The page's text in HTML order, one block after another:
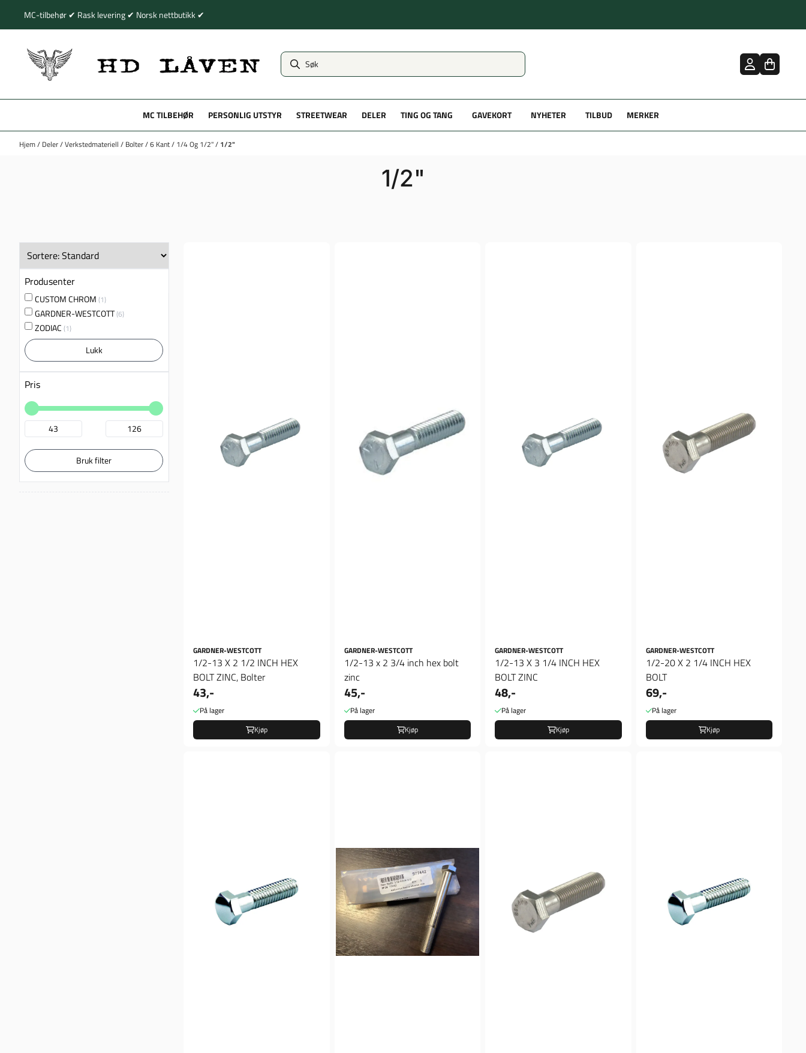
Hopp til innhold
MC-tilbehør ✔ Rask levering ✔ Norsk nettbutikk ✔
MC TILBEHØR PERSONLIG UTSTYR STREETWEAR DELER TING OG TANG GAVEKORT NYHETER TILBUD MERKER
Hjem/ Deler/Verkstedmateriell / Bolter/6 Kant/ 1/4 Og 1/2"/ 1/2"
1/2"
Produsenter
CUSTOM CHROM (1)
GARDNER-WESTCOTT(6)
ZODIAC (1)
Lukk
Pris
Bruk filter
GARDNER-WESTCOTT
1/2-13 X 2 1/2 INCH HEX
BOLT ZINC, Bolter
43,-
På lager
Kjøp
GARDNER-WESTCOTT
1/2-13 x 2 3/4 inch hex bolt
zinc
45,-
På lager
Kjøp
GARDNER-WESTCOTT
1/2-13 X 3 1/4 INCH HEX
BOLT ZINC
48,-
På lager
Kjøp
GARDNER-WESTCOTT
1/2-20 X 2 1/4 INCH HEX
BOLT
69,-
På lager
Kjøp